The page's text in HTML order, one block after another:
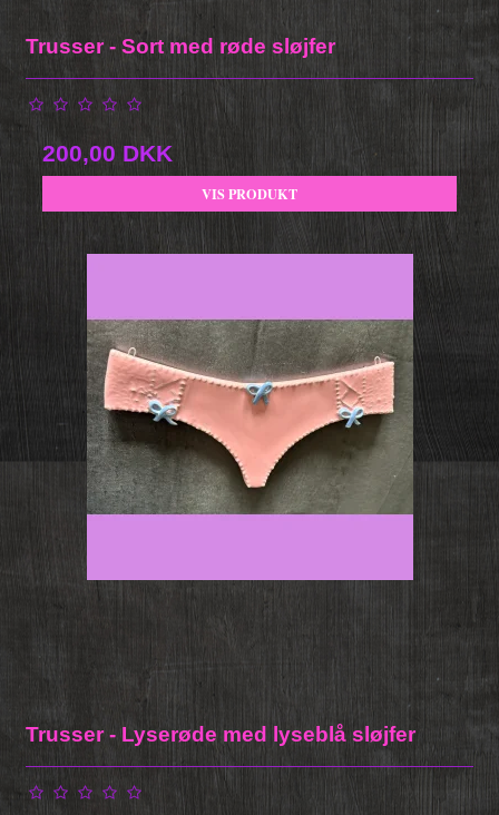
Trusser - Sort med røde sløjfer
200,00 DKK
VIS PRODUKT
Trusser - Lyserøde med lyseblå sløjfer